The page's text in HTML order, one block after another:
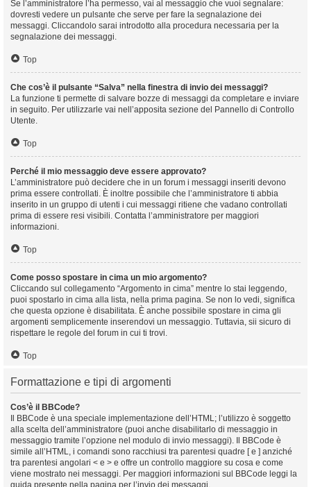
Se l’amministratore l’ha permesso, vai al messaggio che vuoi segnalare:
dovresti vedere un pulsante che serve per fare la segnalazione dei
messaggi. Cliccandolo sarai introdotto alla procedura necessaria per la
segnalazione dei messaggi.
Top
Che cos’è il pulsante “Salva” nella finestra di invio dei messaggi?
La funzione ti permette di salvare bozze di messaggi da completare e inviare
in seguito. Per utilizzarle vai nell’apposita sezione del Pannello di Controllo
Utente.
Top
Perché il mio messaggio deve essere approvato?
L’amministratore può decidere che in un forum i messaggi inseriti devono
prima essere controllati. È inoltre possibile che l’amministratore ti abbia
inserito in un gruppo di utenti i cui messaggi ritiene che vadano controllati
prima di essere resi visibili. Contatta l’amministratore per maggiori
informazioni.
Top
Come posso spostare in cima un mio argomento?
Cliccando sul collegamento “Argomento in cima” mentre lo stai leggendo,
puoi spostarlo in cima alla lista, nella prima pagina. Se non lo vedi, significa
che questa opzione è disabilitata. È anche possibile spostare in cima gli
argomenti semplicemente inserendovi un messaggio. Tuttavia, sii sicuro di
rispettare le regole del forum in cui ti trovi.
Top
Formattazione e tipi di argomenti
Cos’è il BBCode?
Il BBCode è una speciale implementazione dell’HTML; l’utilizzo è soggetto
alla scelta dell’amministratore (puoi anche disabilitarlo di messaggio in
messaggio tramite l’opzione nel modulo di invio messaggi). Il BBCode è
simile all’HTML, i comandi sono racchiusi tra parentesi quadre [ e ] anziché
tra parentesi angolari < e > e offre un controllo maggiore su cosa e come
viene mostrato nei messaggi. Per maggiori informazioni sul BBCode leggi la
guida presente nella pagina per l’invio dei messaggi.